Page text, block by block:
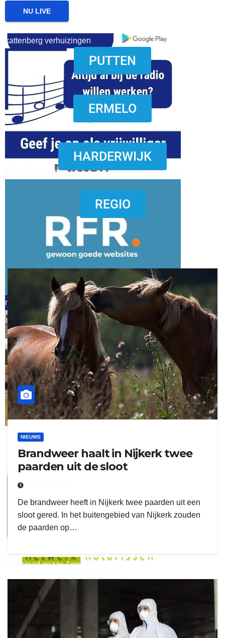
download onzze App
word vrijwilliger (1)
delangekortland
kattenberg verhuizingen
word vrijwilliger (1)
refreshed webdesign putten
ruitengaparket
download onzze App
NU LIVE
PUTTEN
ERMELO
HARDERWIJK
REGIO
NIEUWS
Brandweer haalt in Nijkerk twee
paarden uit de sloot
De brandweer heeft in Nijkerk twee paarden uit een
sloot gered. In het buitengebied van Nijkerk zouden
de paarden op…